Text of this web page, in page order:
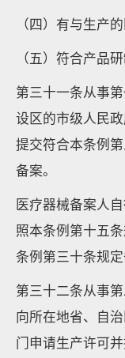
（四）有与生产
（五）符合产品
第三十一条从事
设区的市级人民
提交符合本条例
备案。
医疗器械备案人
照本条例第十五
条例第三十条规
第三十二条从事
向所在地省、自
门申请生产许可